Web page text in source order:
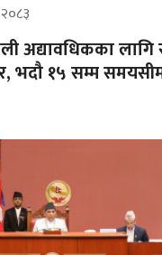
अद्यावधिकका लागि
भदौ १५ सम्म